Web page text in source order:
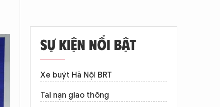
SỰ KIỆN NỔI BẬT
Xe buýt Hà Nội BRT
Tai nạn giao thông